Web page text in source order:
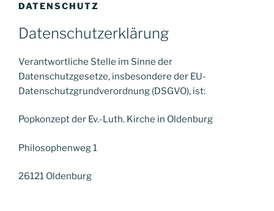
DATENSCHUTZ
Datenschutzerklärung
Verantwortliche Stelle im Sinne der
Datenschutzgesetze, insbesondere der EU-
Datenschutzgrundverordnung (DSGVO), ist:
Popkonzept der Ev.-Luth. Kirche in Oldenburg
Philosophenweg 1
26121 Oldenburg